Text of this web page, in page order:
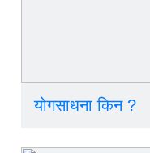
योगसाधना किन ?